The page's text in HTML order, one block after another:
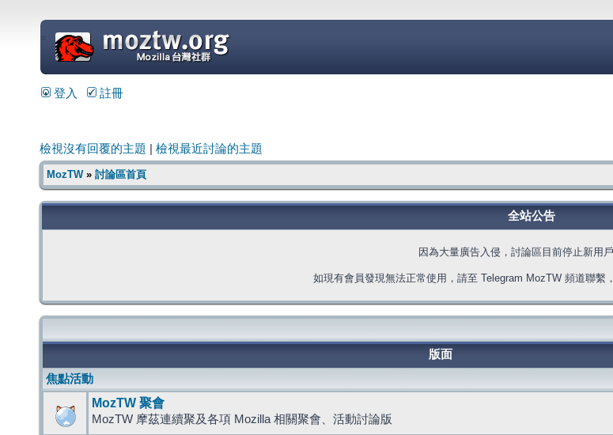
=
登入 註冊
檢視沒有回覆的主題 檢視最近討論的主題
MozTW» 討論區首頁
全站公告
因為大量廣告入侵，討論區目前停止新用戶
如現有會員發現無法正常使用，請至 Telegram MozTW 頻道聯繫
版面
焦點活動
MozTW 聚會
MozTW 摩茲連續聚及各項 Mozilla 相關聚會、活動討論版